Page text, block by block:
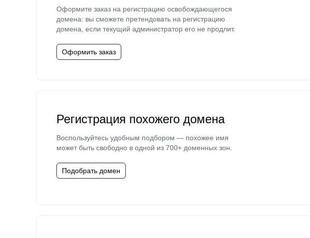
Оформите заказ на регистрацию освобождающегося
домена: вы сможете претендовать на регистрацию
домена, если текущий администратор его не продлит.
Оформить заказ
Регистрация похожего домена
Воспользуйтесь удобным подбором — похожее имя
может быть свободно в одной из 700+ доменных зон.
Подобрать домен